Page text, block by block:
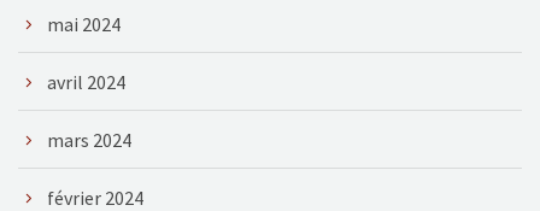
mai 2024
avril 2024
mars 2024
février 2024